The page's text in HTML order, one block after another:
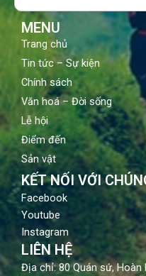
MENU
Trang chủ
Tin tức – Sự kiện
Chính sách
Văn hoá – Đời sống
Lễ hội
Điểm đến
Sản vật
KẾT NỐI VỚI
Facebook
Youtube
Instagram
LIÊN HỆ
Địa chỉ: 80 Quán sứ, Hoàn